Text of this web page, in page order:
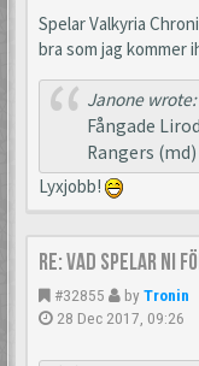
Spelar Valkyria
bra som jag kommer
Janone wrote:
Fångade
Rangers
Lyxjobb!
Re: Vad spelar
#32855 by Tronin
28 Dec 2017, 09:26